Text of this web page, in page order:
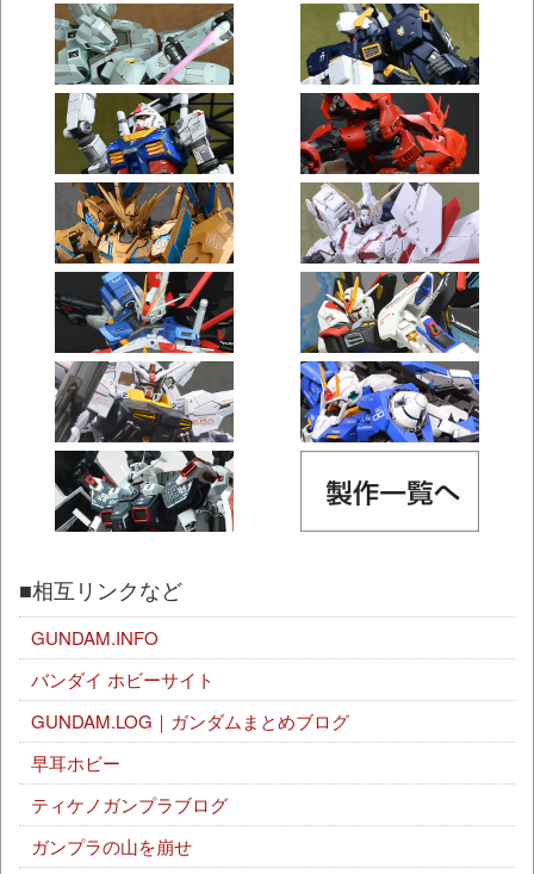
■相互リンクなど
GUNDAM.INFO
バンダイ ホビーサイト
GUNDAM.LOG｜ガンダムまとめブログ
早耳ホビー
ティケノガンプラブログ
ガンプラの山を崩せ